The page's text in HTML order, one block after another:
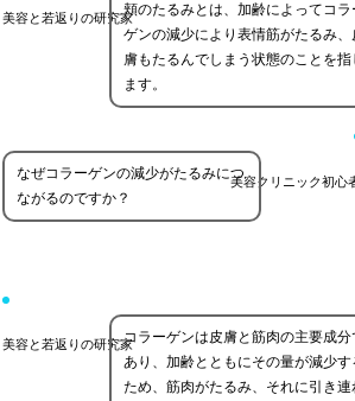
美容と若返りの研究家頬のたるみとは、加齢によってコラ
ゲンの減少により表情筋がたるみ、
膚もたるんでしまう状態のことを指
ます。
美容クリニック初心
なぜコラーゲンの減少がたるみにつ
ながるのですか？
美容と若返りの研究家コラーゲンは皮膚と筋肉の主要成分
あり、加齢とともにその量が減少す
ため、筋肉がたるみ、それに引き連